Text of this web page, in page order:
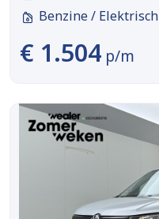
Benzine / Elektrisch
€ 1.504 p/m